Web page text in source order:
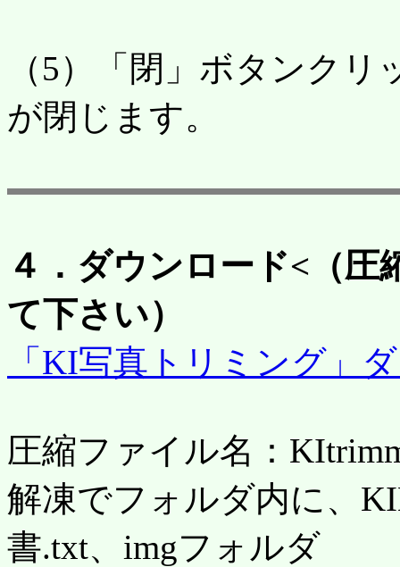
（5）「閉」ボタンク
が閉じます。
４．ダウンロード<（
て下さい）
「KI写真トリミング」
圧縮ファイル名：
解凍でフォルダ内に、
書.txt、imgフォルダ